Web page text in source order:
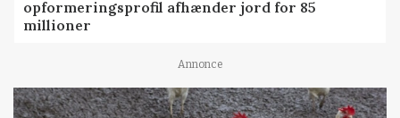
opformeringsprofil afhænder jord for 85
millioner
Annonce